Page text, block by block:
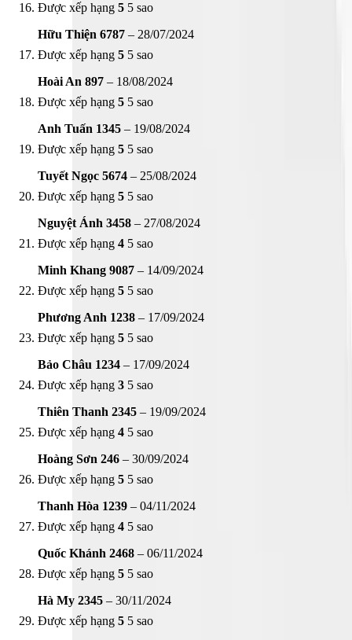
Được xếp hạng 5 5 sao
Hữu Thiện 6787 – 28/07/2024
Được xếp hạng 5 5 sao
Hoài An 897 – 18/08/2024
Được xếp hạng 5 5 sao
Anh Tuấn 1345 – 19/08/2024
Được xếp hạng 5 5 sao
Tuyết Ngọc 5674 – 25/08/2024
Được xếp hạng 5 5 sao
Nguyệt Ánh 3458 – 27/08/2024
Được xếp hạng 4 5 sao
Minh Khang 9087 – 14/09/2024
Được xếp hạng 5 5 sao
Phương Anh 1238 – 17/09/2024
Được xếp hạng 5 5 sao
Bảo Châu 1234 – 17/09/2024
Được xếp hạng 3 5 sao
Thiên Thanh 2345 – 19/09/2024
Được xếp hạng 4 5 sao
Hoàng Sơn 246 – 30/09/2024
Được xếp hạng 5 5 sao
Thanh Hòa 1239 – 04/11/2024
Được xếp hạng 4 5 sao
Quốc Khánh 2468 – 06/11/2024
Được xếp hạng 5 5 sao
Hà My 2345 – 30/11/2024
Được xếp hạng 5 5 sao